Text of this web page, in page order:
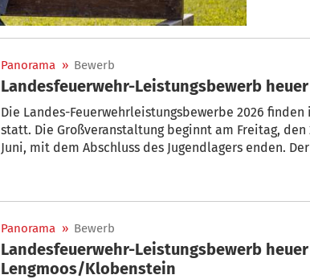
Panorama » Bewerb
Landesfeuerwehr-Leistungsbewerb
Die Landes-Feuerwehrleistungsbewerbe 2026
statt. Die Großveranstaltung beginnt am Freitag, den
Juni, mit dem Abschluss des Jugendlagers enden.
Panorama » Bewerb
Landesfeuerwehr-Leistungsbewerb
Lengmoos/Klobenstein